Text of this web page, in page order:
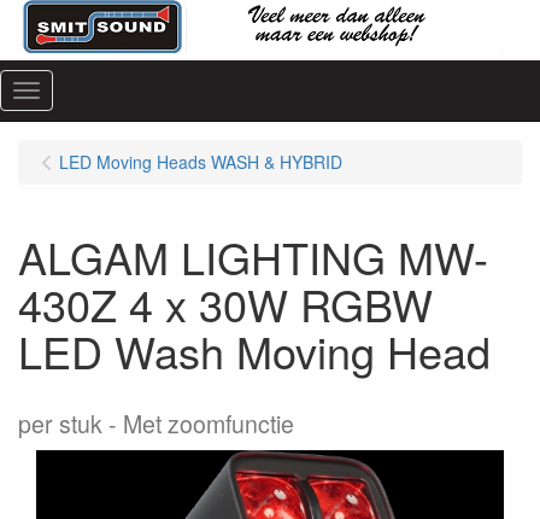
Menu
LED Moving Heads WASH & HYBRID
ALGAM LIGHTING MW-
430Z 4 x 30W RGBW
LED Wash Moving Head
per stuk Met zoomfunctie